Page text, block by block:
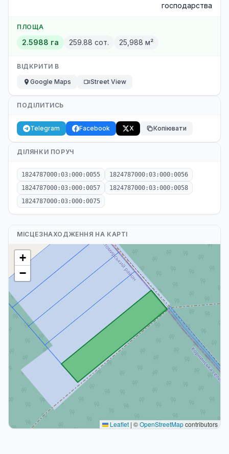
господарства
ПЛОЩА
2.5988 га 259.88 сот. 25,988 м²
ВІДКРИТИ В
Google Maps
Street View
ПОДІЛИТИСЬ
Telegram Facebook X Копіювати
ДІЛЯНКИ ПОРУЧ
1824787000:03:000:0055
1824787000:03:000:0056
1824787000:03:000:0057
1824787000:03:000:0058
1824787000:03:000:0075
МІСЦЕЗНАХОДЖЕННЯ НА КАРТІ
+
−
Leaflet | ©OpenStreetMapcontributors